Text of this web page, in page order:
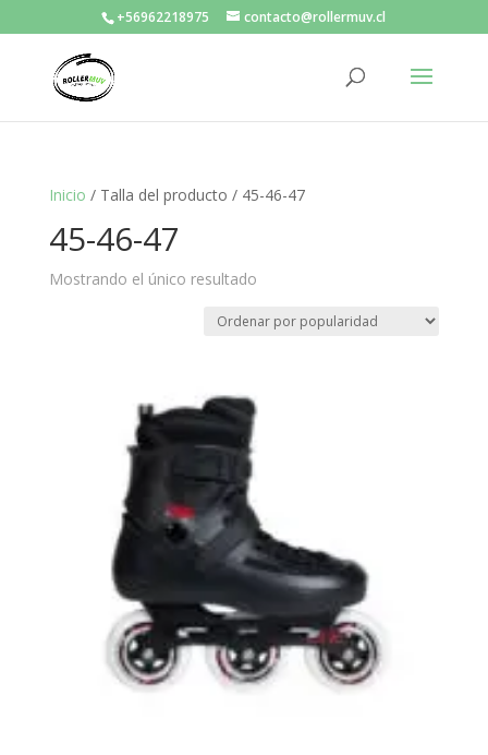
+56962218975 contacto@rollermuv.cl
Inicio / Talla del producto / 45-46-47
45-46-47
Mostrando el único resultado